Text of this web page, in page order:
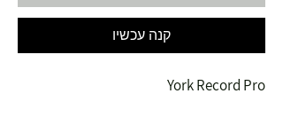
קנה עכשיו
York Record Pro